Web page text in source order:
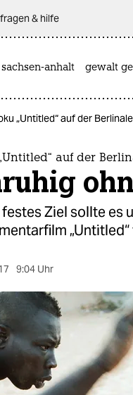
fragen & hilfe
anhalt gewalt
„Untitled“ auf der
auf der
festes Ziel sollte es
9:04 Uhr